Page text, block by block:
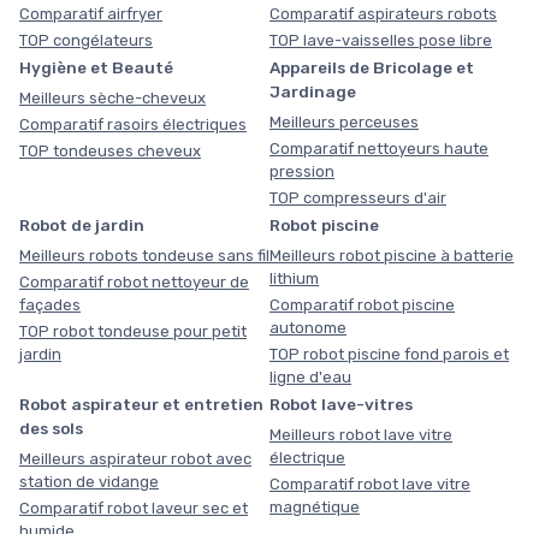
Comparatif airfryer
TOP congélateurs
Comparatif aspirateurs robots
TOP lave-vaisselles pose libre
Hygiène et Beauté
Meilleurs sèche-cheveux
Comparatif rasoirs électriques
TOP tondeuses cheveux
Appareils de Bricolage et
Jardinage
Meilleurs perceuses
Comparatif nettoyeurs haute
pression
TOP compresseurs d'air
Robot de jardin
Meilleurs robots tondeuse sans fil
Comparatif robot nettoyeur de
façades
TOP robot tondeuse pour petit
jardin
Robot piscine
Meilleurs robot piscine à batterie
lithium
Comparatif robot piscine
autonome
TOP robot piscine fond parois et
ligne d'eau
Robot aspirateur et entretien
des sols
Meilleurs aspirateur robot avec
station de vidange
Comparatif robot laveur sec et
Robot lave-vitres
Meilleurs robot lave vitre
électrique
Comparatif robot lave vitre
magnétique